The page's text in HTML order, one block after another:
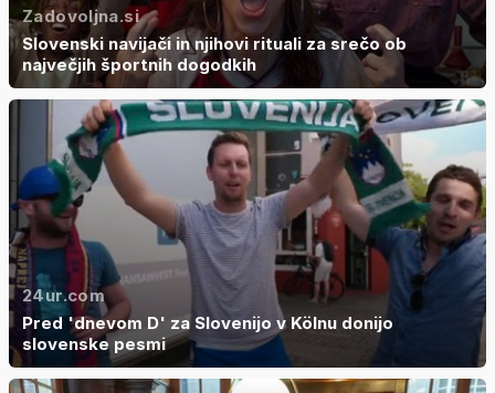
Zadovoljna.si
Slovenski navijači in njihovi rituali za srečo ob
največjih športnih dogodkih
24ur.com
Pred 'dnevom D' za Slovenijo v Kölnu donijo
slovenske pesmi